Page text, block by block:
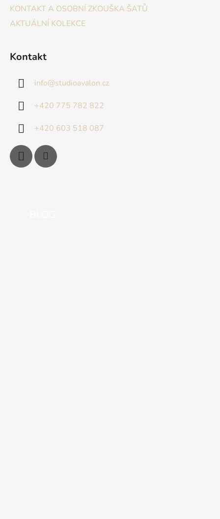
KONTAKT A OSOBNÍ ZKOUŠKA ŠATŮ
AKTUÁLNÍ KOLEKCE
Kontakt
info@studioavalon.cz
+420 775 782 822
+420 603 518 087